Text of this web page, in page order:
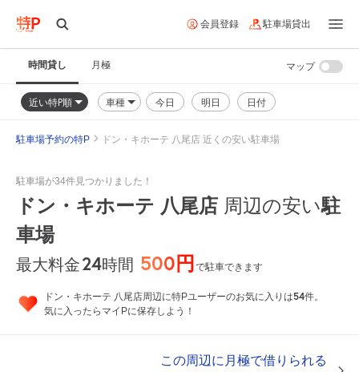
会員登録 駐車場貸出
時間貸し 月極
近い特P順 車種 今日 明日 日付
マップ
駐車場予約の特P ドン・キホーテ 八尾店 近くの安い駐車場
駐車場が34件見つかりました！
ドン・キホーテ 八尾店 周辺の安い駐
車場
最大料金24時間 500円で駐車できます
ドン・キホーテ 八尾店周辺に特Pユーザーのお気に入りは54件。
気に入ったらマイPに保存しよう！
この周辺に月極で借りられる